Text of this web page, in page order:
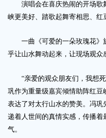
演唱会在喜庆热闹的开场歌舞
峡更美好、踏歌起舞寄相思、红
一曲《可爱的一朵玫瑰花》
乎让山水舞动起来，让现场观众
“亲爱的观众朋友们，我想死
巩作为重量级嘉宾倾情助阵红豆
表达了对太行山水的赞美。冯
递着人世间的真情实感，传播
气。